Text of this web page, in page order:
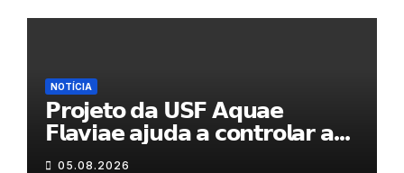
NOTÍCIA
𝗣𝗿𝗼𝗷𝗲𝘁𝗼 𝗱𝗮 𝗨𝗦𝗙 𝗔𝗾𝘂𝗮𝗲
𝗙𝗹𝗮𝘃𝗶𝗮𝗲 𝗮𝗷𝘂𝗱𝗮 𝗮 𝗰𝗼𝗻𝘁𝗿𝗼𝗹𝗮𝗿 𝗮
𝗮𝗻𝘀𝗶𝗲𝗱𝗮𝗱𝗲
05.08.2026